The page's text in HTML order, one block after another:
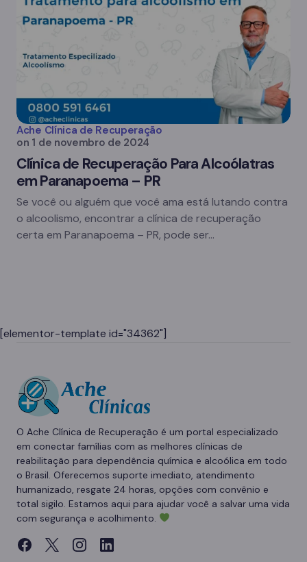
Ache Clínica de Recuperação
on 1 de novembro de 2024
Clínica de Recuperação Para Alcoólatras
em Paranapoema – PR
Se você ou alguém que você ama está lutando contra
o alcoolismo, encontrar a clínica de recuperação
certa em Paranapoema – PR, pode ser…
[elementor-template id="34362"]
O Ache Clínica de Recuperação é um portal especializado
em conectar famílias com as melhores clínicas de
reabilitação para dependência química e alcoólica em todo
o Brasil. Oferecemos suporte imediato, atendimento
humanizado, resgate 24 horas, opções com convênio e
total sigilo. Estamos aqui para ajudar você a salvar uma vida
com segurança e acolhimento.